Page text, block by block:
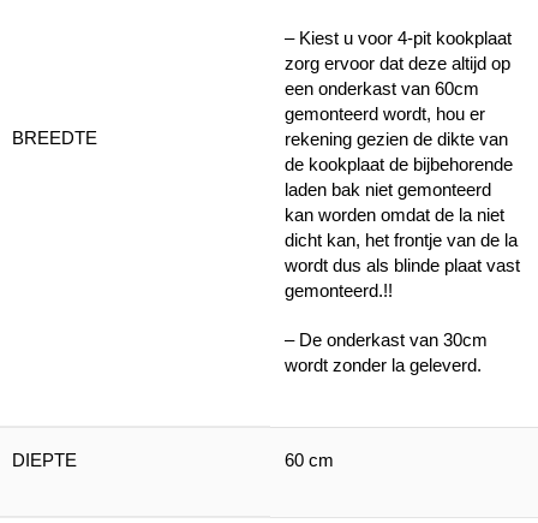
BREEDTE
– Kiest u voor 4-pit kookplaat
zorg ervoor dat deze altijd op
een onderkast van 60cm
gemonteerd wordt, hou er
rekening gezien de dikte van
de kookplaat de bijbehorende
laden bak niet gemonteerd
kan worden omdat de la niet
dicht kan, het frontje van de la
wordt dus als blinde plaat vast
gemonteerd.!!
– De onderkast van 30cm
wordt zonder la geleverd.
DIEPTE 60 cm